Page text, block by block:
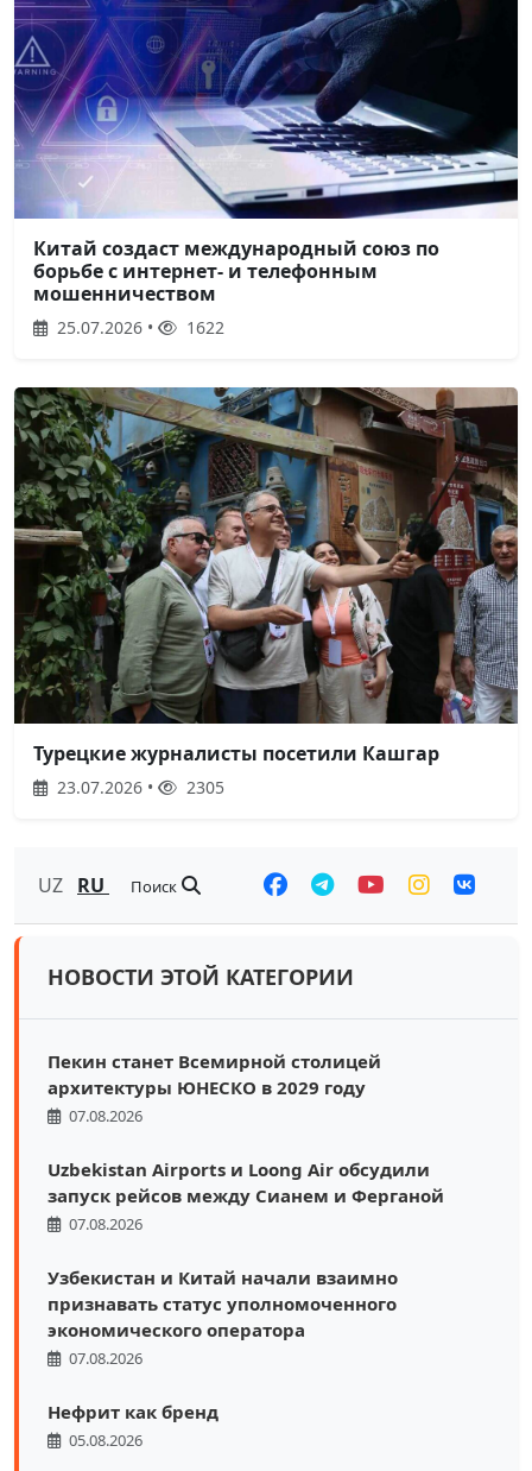
Китай создаст международный союз по
борьбе с интернет- и телефонным
мошенничеством
25.07.2026 • 1622
Турецкие журналисты посетили Кашгар
23.07.2026 • 2305
UZ RU Поиск
НОВОСТИ ЭТОЙ КАТЕГОРИИ
Пекин станет Всемирной столицей
архитектуры ЮНЕСКО в 2029 году
07.08.2026
Uzbekistan Airports и Loong Air обсудили
запуск рейсов между Сианем и Ферганой
07.08.2026
Узбекистан и Китай начали взаимно
признавать статус уполномоченного
экономического оператора
07.08.2026
Нефрит как бренд
05.08.2026